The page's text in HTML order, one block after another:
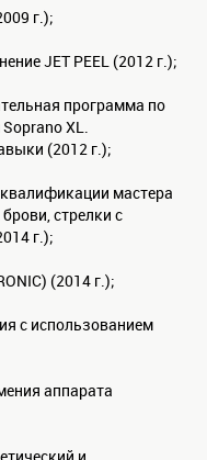
г.);
JET PEEL (2012 г.);
программа по
XL.
(2012 г.);
мастера
стрелки с
г.);
(2014 г.);
с использованием
аппарата